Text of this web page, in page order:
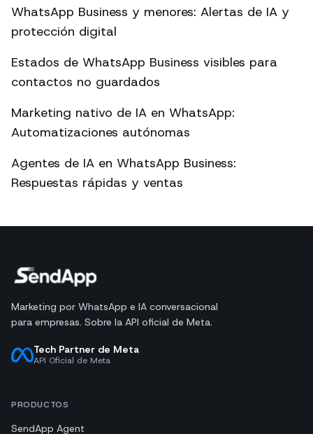
WhatsApp Business y menores: Alertas de IA y
protección digital
Estados de WhatsApp Business visibles para
contactos no guardados
Marketing nativo de IA en WhatsApp:
Automatizaciones autónomas
Agentes de IA en WhatsApp Business:
Respuestas rápidas y ventas
Marketing por WhatsApp e IA conversacional
para empresas. Sobre la API oficial de Meta.
Tech Partner de Meta
API Oficial de Meta
PRODUCTOS
SendApp Agent